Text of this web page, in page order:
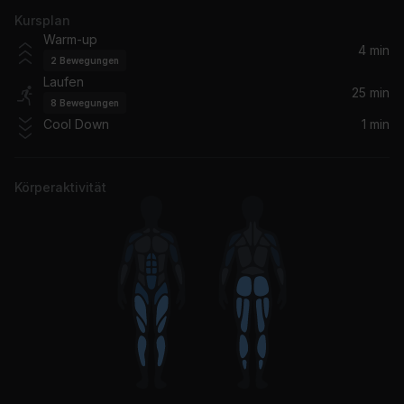
Ludacris, Shawnna
Get Low Remix (feat. Elephant Man, Busta Rhymes & Ying Yang Twins)
Kursplan
Warm-up
2 Bewegungen
4 min
Laufen
8 Bewegungen
25 min
Cool Down 1 min
Körperaktivität